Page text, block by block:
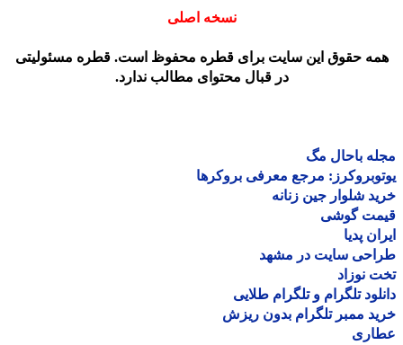
نسخه اصلی
حقوق این سایت برای قطره محفوظ است. قطره مسئولیتی
در قبال محتوای مطالب ندارد.
باحال مگ
مرجع معرفی بروکرها
شلوار جین زنانه
گوشی
پدیا
سایت در مشهد
نوزاد
تلگرام و تلگرام طلایی
ممبر تلگرام بدون ریزش